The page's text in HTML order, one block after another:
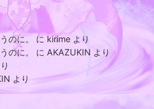
のに。 にkirime より
のに。
に AKAZUKIN より
より